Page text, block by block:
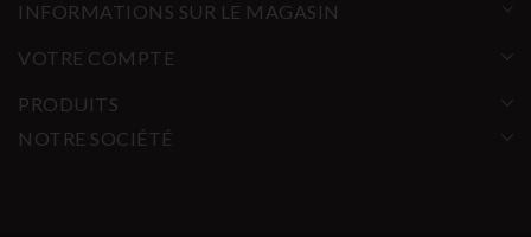
INFORMATIONS SUR LE MAGASIN
VOTRE COMPTE
PRODUITS
NOTRE SOCIÉTÉ